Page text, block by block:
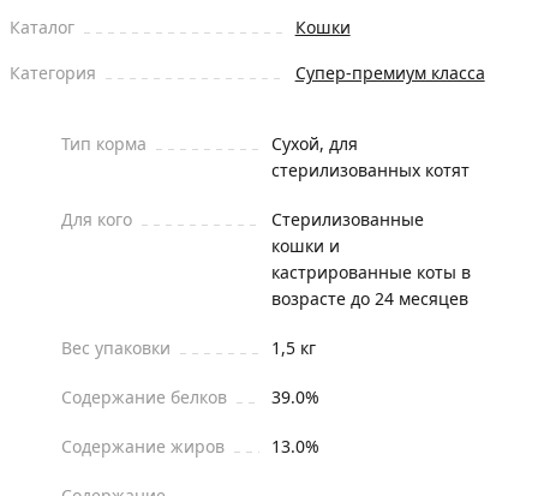
Каталог
Кошки
Категория
Супер-премиум класса
Тип корма
Сухой, для
стерилизованных котят
Для кого
Стерилизованные
кошки и
кастрированные коты в
возрасте до 24 месяцев
Вес упаковки 1,5 кг
Содержание белков 39.0%
Содержание жиров 13.0%